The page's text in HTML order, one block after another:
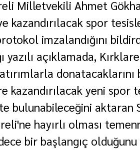
Milletvekili Ahmet
kazandırılacak spor
imzalandığını
yazılı açıklamada,
kazandırılacak yeni spor
bulunabileceğini aktaran
hayırlı olması
bir başlangıç